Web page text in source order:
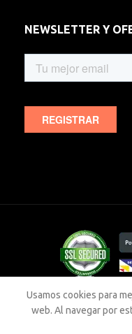
NEWSLETTER Y
La información incluida en
Usamos cookies para
web. Al navegar por